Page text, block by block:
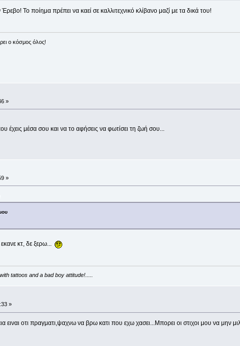
Το ποίημα πρέπει να καεί σε καλλιτεχνικό κλίβανο μαζί με τα δικά του!
ο κόσμος όλος!
»
μέσα σου και να το αφήσεις να φωτίσει τη ζωή σου...
»
κτ, δε ξερω...
tattoos and a bad boy attitude!.....
»
οτι πραγματι,ψαχνω να βρω κατι που εχω χασει...Μπορει οι στιχοι μου να μην